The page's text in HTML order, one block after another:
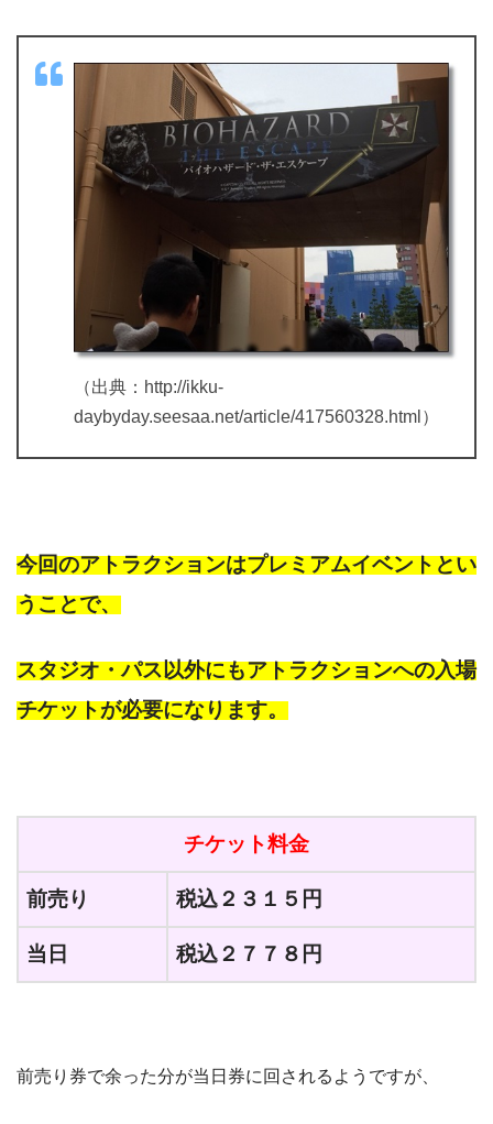
（出典：http://ikku-
daybyday.seesaa.net/article/417560328.html）
今回のアトラクションはプレミアムイベントとい
うことで、
スタジオ・パス以外にもアトラクションへの入場
チケットが必要になります。
チケット料金
前売り 税込２３１５円
当日 税込２７７８円
前売り券で余った分が当日券に回されるようですが、